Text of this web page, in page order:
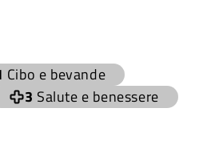
Cibo e bevande
3 Salute e benessere